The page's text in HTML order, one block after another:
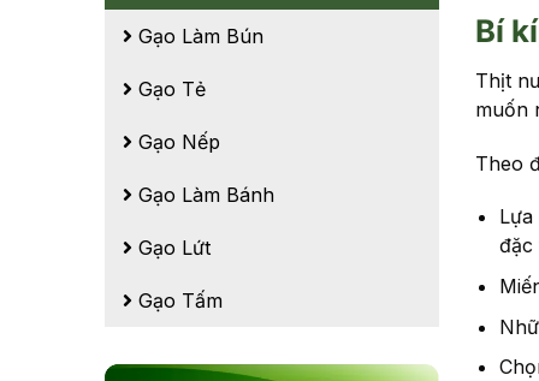
Gạo Làm Bún
Gạo Tẻ
Gạo Nếp
Gạo Làm Bánh
Gạo Lứt
Gạo Tấm
Bí
Thịt
muốn
Theo
đặc